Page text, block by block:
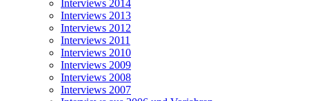
Interviews 2014
Interviews 2013
Interviews 2012
Interviews 2011
Interviews 2010
Interviews 2009
Interviews 2008
Interviews 2007